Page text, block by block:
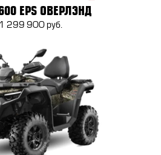
600 EPS ОВЕРЛЭНД
299 900 руб.